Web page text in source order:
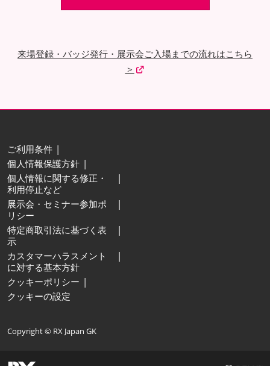
来場登録・バッジ発行・展示会ご入場までの流れはこちら
＞
ご利用条件
個人情報保護方針
個人情報に関する修正・
利用停止など
展示会・セミナー参加ポ
リシー
特定商取引法に基づく表
示
カスタマーハラスメント
に対する基本方針
クッキーポリシー
クッキーの設定
Copyright © RX Japan GK